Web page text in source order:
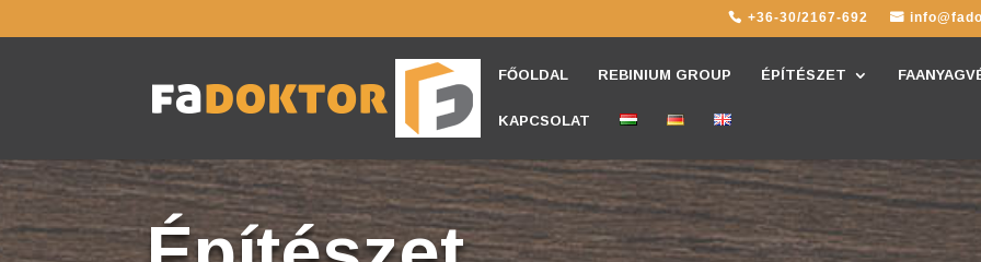
+36-30/2167-692
FŐOLDAL REBINIUM GROUP ÉPÍTÉSZET
KAPCSOLAT